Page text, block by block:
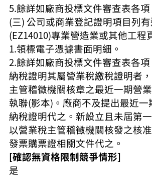
5.餘詳如廠商投標文件審查表各項
(三) 公司或商業登記證明項目列
(EZ14010)專業營造業或其他工程
1.領標電子憑據書面明細。
2.餘詳如廠商投標文件審查表各項
納稅證明其屬營業稅繳稅證明者
主管稽徵機關核章之最近一期營
執聯(影本)。廠商不及提出最近
納稅證明代之。新設立且未屆第
以營業稅主管稽徵機關核發之核
發票購票證相關文件代之。
[確認無資格限制競爭情形]
是